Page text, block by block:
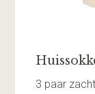
3 paar